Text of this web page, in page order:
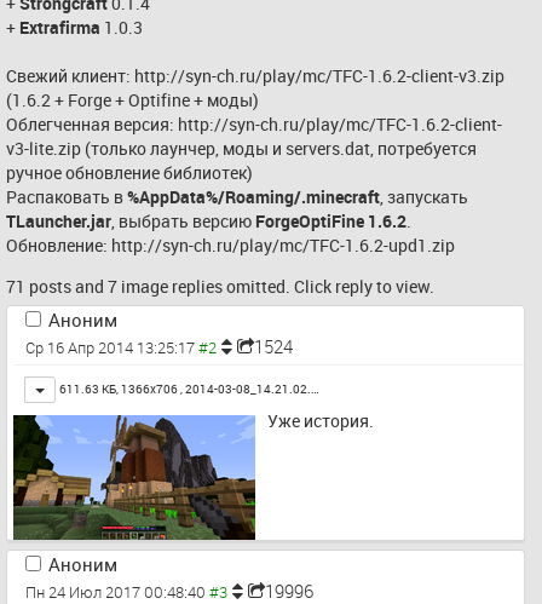
+ Extrafirma 1.0.3
Свежий клиент: http://syn-ch.ru/play/mc/TFC-1.6.2-client-v3.zip
(1.6.2 + Forge + Optifine + моды)
Облегченная версия: http://syn-ch.ru/play/mc/TFC-1.6.2-client-
v3-lite.zip (только лаунчер, моды и servers.dat, потребуется
ручное обновление библиотек)
Распаковать в %AppData%/Roaming/.minecraft
TLauncher.jar, выбрать версию ForgeOptiFine 1.6.2.
Обновление: http://syn-ch.ru/play/mc/TFC-1.6.2-upd1.zip
71 posts and 7 image replies omitted. Click reply to view.
Аноним
Ср 16 Апр 2014 13:25:17 1524
Toggle
611.63 КБ, 1366x706 ,2014-03-08_14.21.02.…
Уже история.
Аноним
Пн 24 Июл 2017 00:48:40 19996